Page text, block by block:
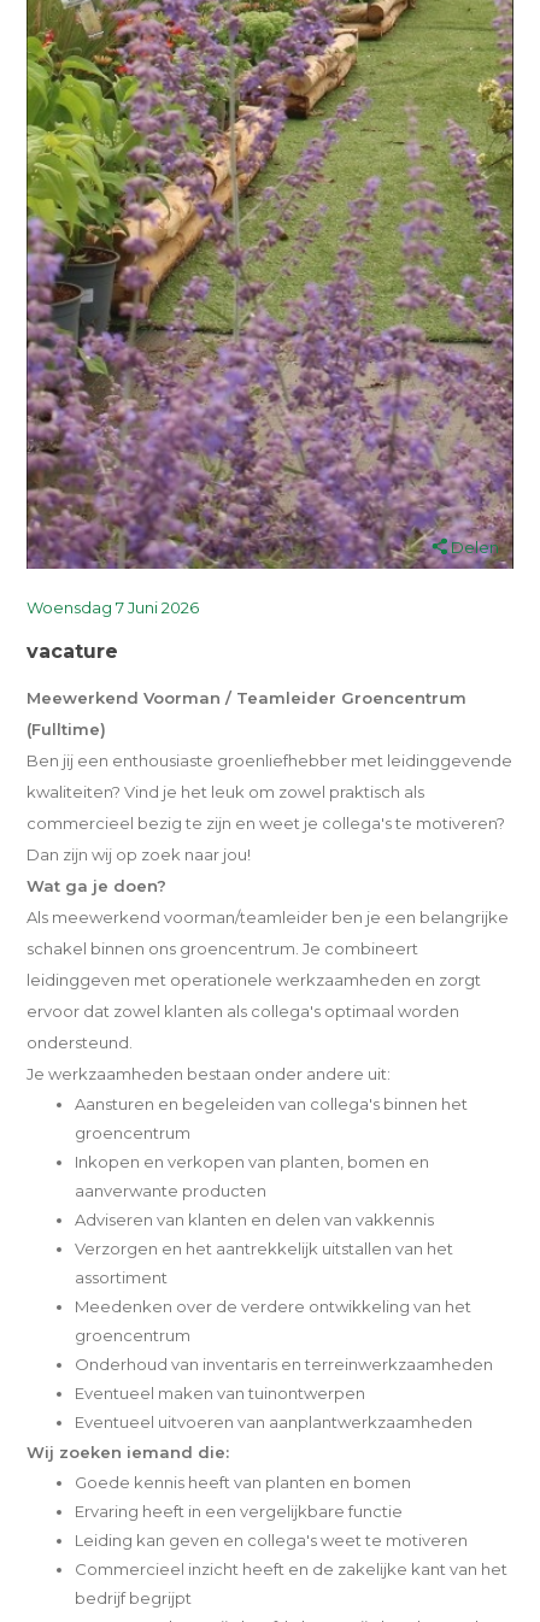
Delen
Woensdag 7 Juni 2026
vacature
Meewerkend Voorman / Teamleider Groencentrum
(Fulltime)
Ben jij een enthousiaste groenliefhebber met leidinggevende
kwaliteiten? Vind je het leuk om zowel praktisch als
commercieel bezig te zijn en weet je collega's te motiveren?
Dan zijn wij op zoek naar jou!
Wat ga je doen?
Als meewerkend voorman/teamleider ben je een belangrijke
schakel binnen ons groencentrum. Je combineert
leidinggeven met operationele werkzaamheden en zorgt
ervoor dat zowel klanten als collega's optimaal worden
ondersteund.
Je werkzaamheden bestaan onder andere uit:
Aansturen en begeleiden van collega's binnen het
groencentrum
Inkopen en verkopen van planten, bomen en
aanverwante producten
Adviseren van klanten en delen van vakkennis
Verzorgen en het aantrekkelijk uitstallen van het
assortiment
Meedenken over de verdere ontwikkeling van het
groencentrum
Onderhoud van inventaris en terreinwerkzaamheden
Eventueel maken van tuinontwerpen
Eventueel uitvoeren van aanplantwerkzaamheden
Wij zoeken iemand die:
Goede kennis heeft van planten en bomen
Ervaring heeft in een vergelijkbare functie
Leiding kan geven en collega's weet te motiveren
Commercieel inzicht heeft en de zakelijke kant van het
bedrijf begrijpt